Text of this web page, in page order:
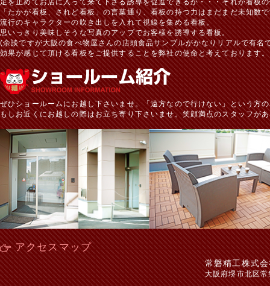
足を止めてお店に入って来て下さる誘導を促進できるか・・・それが看板
「たかが看板、されど看板」の言葉通り、看板の持つ力はまだまだ未知数
流行のキャラクターの吹き出しを入れて視線を集める看板。
思いっきり美味しそうな写真のアップでお客様を誘導する看板。
(余談ですが大阪の食べ物屋さんの店頭食品サンプルがかなりリアルで有名
効果が感じて頂ける看板をご提供することを弊社の使命と考えております。
ぜひショールームにお越し下さいませ。「遠方なので行けない」という方
もしお近くにお越しの際はお立ち寄り下さいませ。笑顔満点のスタッフが
アクセスマップ
常磐精工株式
大阪府堺市北区